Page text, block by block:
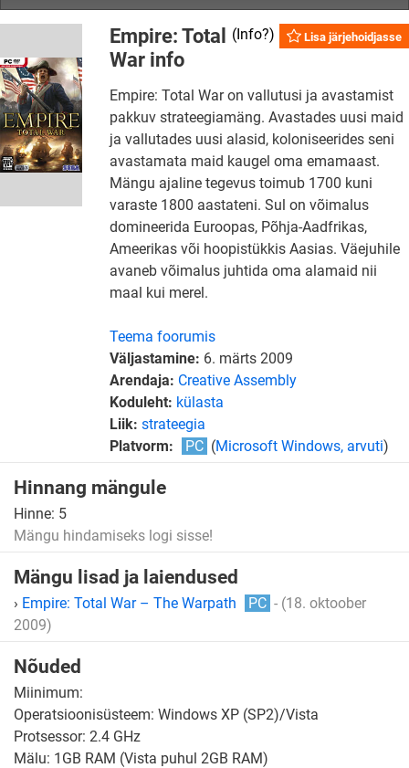
Lisa järjehoidjasse
(Info?)
Empire: Total
War info
Empire: Total War on vallutusi ja avastamist
pakkuv strateegiamäng. Avastades uusi maid
ja vallutades uusi alasid, koloniseerides seni
avastamata maid kaugel oma emamaast.
Mängu ajaline tegevus toimub 1700 kuni
varaste 1800 aastateni. Sul on võimalus
domineerida Euroopas, Põhja-Aadfrikas,
Ameerikas või hoopistükkis Aasias. Väejuhile
avaneb võimalus juhtida oma alamaid nii
maal kui merel.
Teema foorumis
Väljastamine: 6. märts 2009
Arendaja: Creative Assembly
Koduleht: külasta
Liik: strateegia
Platvorm:
PC (Microsoft Windows, arvuti)
Hinnang mängule
Hinne: 5
Mängu hindamiseks logi sisse!
Mängu lisad ja laiendused
› Empire: Total War – The Warpath PC - (18. oktoober
2009)
Nõuded
Miinimum:
Operatsioonisüsteem: Windows XP (SP2)/Vista
Protsessor: 2.4 GHz
Mälu: 1GB RAM (Vista puhul 2GB RAM)